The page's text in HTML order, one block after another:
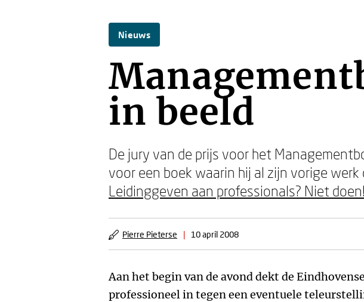
Nieuws
in beeld
De jury van de prijs voor het
voor een boek waarin hij al zijn vorige
Leidinggeven aan professionals? Niet doen!
Pierre Pieterse | 10 april 2008
Aan het begin van de avond dekt de
professioneel in tegen een eventuele